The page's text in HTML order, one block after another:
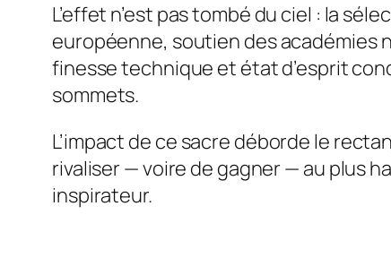
L’effet n’est pas tombé du ciel : la
européenne, soutien des académies
finesse technique et état d’esprit
sommets.
L’impact de ce sacre déborde le
rivaliser — voire de gagner — au plus
inspirateur.